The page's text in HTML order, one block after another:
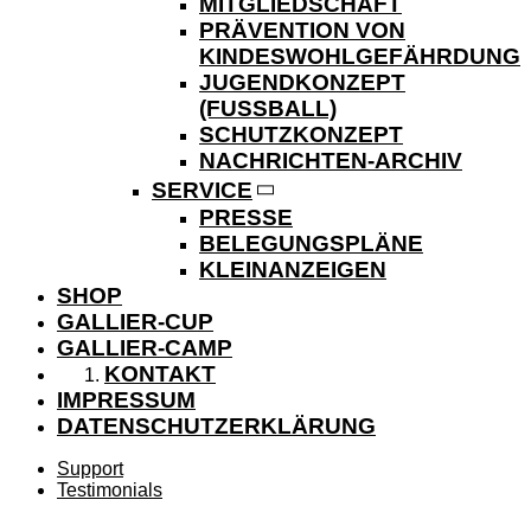
PRÄVENTION VON
KINDESWOHLGEFÄHRDUNG
JUGENDKONZEPT
(FUSSBALL)
SCHUTZKONZEPT
NACHRICHTEN-ARCHIV
SERVICE
PRESSE
BELEGUNGSPLÄNE
KLEINANZEIGEN
SHOP
GALLIER-CUP
GALLIER-CAMP
KONTAKT
IMPRESSUM
DATENSCHUTZERKLÄRUNG
Support
Testimonials